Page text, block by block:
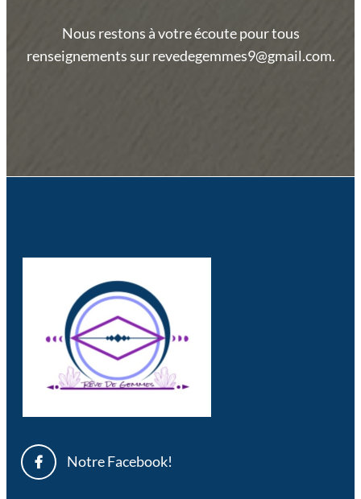
Nous restons à votre écoute pour tous
renseignements sur revedegemmes9@gmail.com.
Notre Facebook!